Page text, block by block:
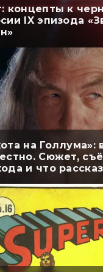
концепты к
IX эпизода
на Голлума»:
Сюжет,
и что